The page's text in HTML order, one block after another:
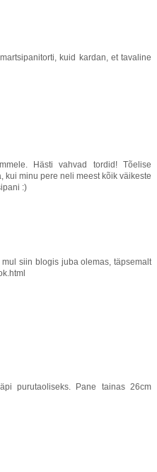
kuid kardan, et tavaline
Hästi vahvad tordid! Tõelise
kui minu pere neli meest kõik väikeste
:)
siin blogis juba olemas, täpsemalt
purutaoliseks. Pane tainas 26cm